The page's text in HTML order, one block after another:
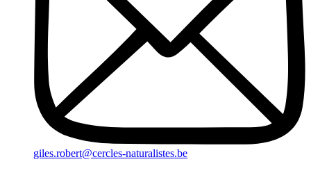
giles.robert@cercles-naturalistes.be